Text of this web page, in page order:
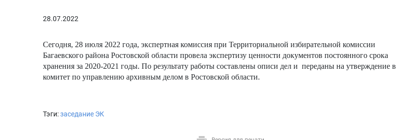
28.07.2022
Сегодня, 28 июля 2022 года, экспертная комиссия при Территориальной избирательной комиссии
Багаевского района Ростовской области провела экспертизу ценности документов постоянного срока
хранения за 2020-2021 годы. По результату работы составлены описи дел и переданы на утверждение в
комитет по управлению архивным делом в Ростовской области.
Тэги:заседание ЭК